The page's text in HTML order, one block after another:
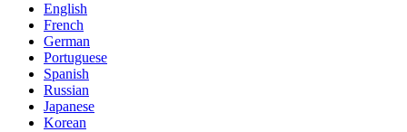
English
French
German
Portuguese
Spanish
Russian
Japanese
Korean